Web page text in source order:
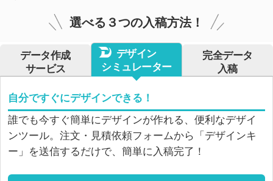
選べる３つの入稿方法！
データ作成
サービス
デザイン
シミュレーター
完全データ
入稿
自分ですぐにデザインできる！
誰でも今すぐ簡単にデザインが作れる、便利なデザイ
ンツール。注文・見積依頼フォームから「デザインキ
ー」を送信するだけで、簡単に入稿完了！